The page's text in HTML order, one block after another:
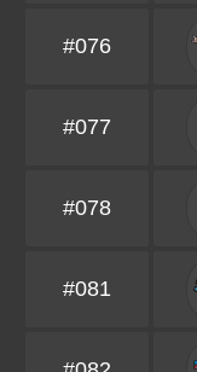
#076
#077
#078
#081